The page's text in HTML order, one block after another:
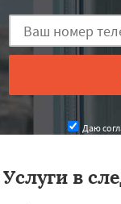
Даю
Услуги в